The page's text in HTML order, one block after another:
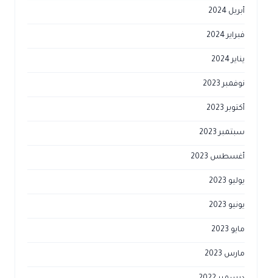
أبريل 2024
فبراير 2024
يناير 2024
نوفمبر 2023
أكتوبر 2023
سبتمبر 2023
أغسطس 2023
يوليو 2023
يونيو 2023
مايو 2023
مارس 2023